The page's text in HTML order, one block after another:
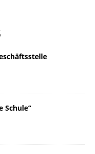
Schule“